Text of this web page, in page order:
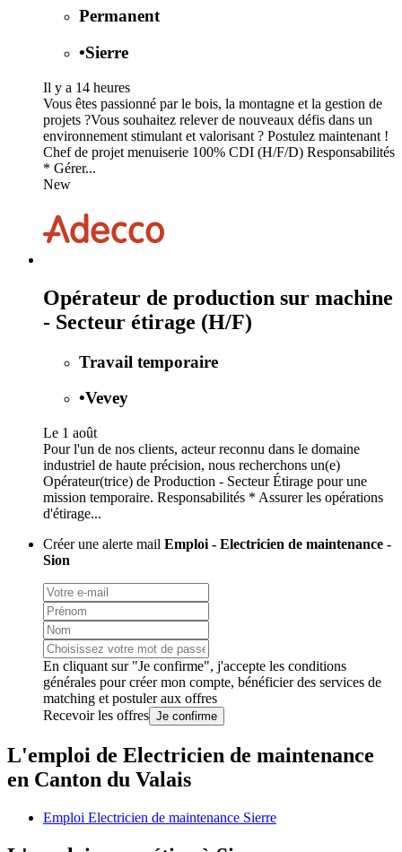
Permanent
•Sierre
Il y a 14 heures
Vous êtes passionné par le bois, la montagne et la gestion de
projets ?Vous souhaitez relever de nouveaux défis dans un
environnement stimulant et valorisant ? Postulez maintenant !
Chef de projet menuiserie 100% CDI (H/F/D) Responsabilités
* Gérer...
New
Opérateur de production sur machine
- Secteur étirage (H/F)
Travail temporaire
•Vevey
Le 1 août
Pour l'un de nos clients, acteur reconnu dans le domaine
industriel de haute précision, nous recherchons un(e)
Opérateur(trice) de Production - Secteur Étirage pour une
mission temporaire. Responsabilités * Assurer les opérations
d'étirage...
Créer une alerte mail Emploi - Electricien de maintenance -
Sion
En cliquant sur "Je confirme", j'accepte les conditions
générales pour créer mon compte, bénéficier des services de
matching et postuler aux offres
Recevoir les offres Je confirme
L'emploi de Electricien de maintenance
en Canton du Valais
Emploi Electricien de maintenance Sierre